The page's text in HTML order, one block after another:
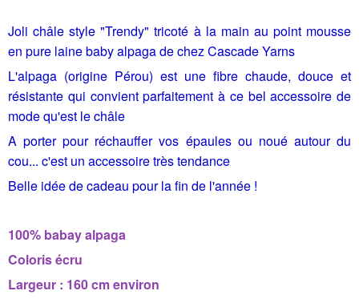
Joli châle style "Trendy" tricoté à la main au point mousse
en pure laine baby alpaga de chez Cascade Yarns
L'alpaga (origine Pérou) est une fibre chaude, douce et
résistante qui convient parfaitement à ce bel accessoire de
mode qu'est le châle
A porter pour réchauffer vos épaules ou noué autour du
cou... c'est un accessoire très tendance
Belle idée de cadeau pour la fin de l'année !
100% babay alpaga
Coloris écru
Largeur : 160 cm environ